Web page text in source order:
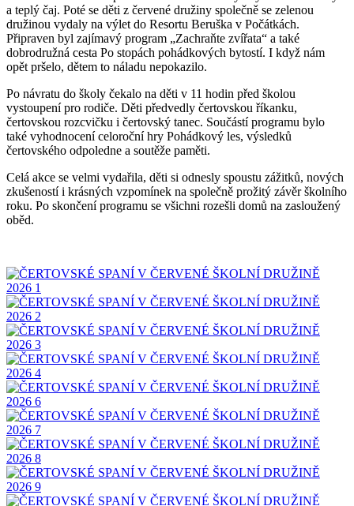
a teplý čaj. Poté se děti z červené družiny společně se zelenou
družinou vydaly na výlet do Resortu Beruška v Počátkách.
Připraven byl zajímavý program „Zachraňte zvířata“ a také
dobrodružná cesta Po stopách pohádkových bytostí. I když nám
opět pršelo, dětem to náladu nepokazilo.
Po návratu do školy čekalo na děti v 11 hodin před školou
vystoupení pro rodiče. Děti předvedly čertovskou říkanku,
čertovskou rozcvičku i čertovský tanec. Součástí programu bylo
také vyhodnocení celoroční hry Pohádkový les, výsledků
čertovského odpoledne a soutěže paměti.
Celá akce se velmi vydařila, děti si odnesly spoustu zážitků, nových
zkušeností i krásných vzpomínek na společně prožitý závěr školního
roku. Po skončení programu se všichni rozešli domů na zasloužený
oběd.